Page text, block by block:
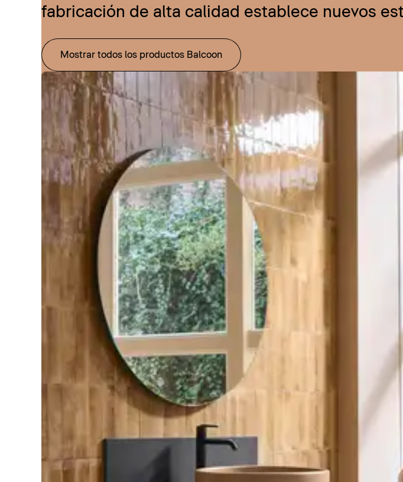
fabricación de alta calidad establece nuevos
Mostrar todos los productos Balcoon